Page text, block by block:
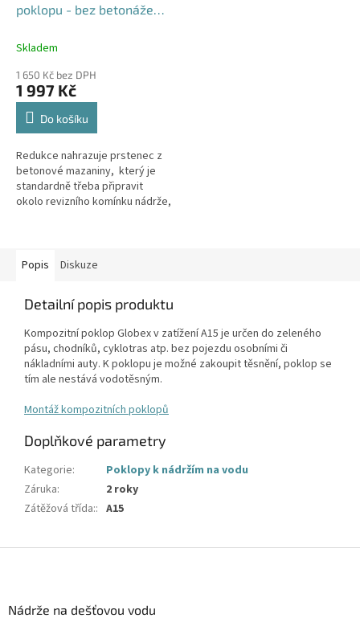
poklopu - bez betonáže
Skladem
1 650 Kč bez DPH
1 997 Kč
Do košíku
Redukce nahrazuje prstenec z
betonové mazaniny, který je
standardně třeba připravit
okolo revizního komínku nádrže,
Popis Diskuze
Detailní popis produktu
Kompozitní poklop Globex v zatížení A15 je určen do zeleného
pásu, chodníků, cyklotras atp. bez pojezdu osobními či
nákladními auty. K poklopu je možné zakoupit těsnění, poklop se
tím ale nestává vodotěsným.
Montáž kompozitních poklopů
Doplňkové parametry
Kategorie:
Poklopy k nádržím na vodu
Záruka:
2 roky
Zátěžová třída:: A15
Nádrže na dešťovou vodu